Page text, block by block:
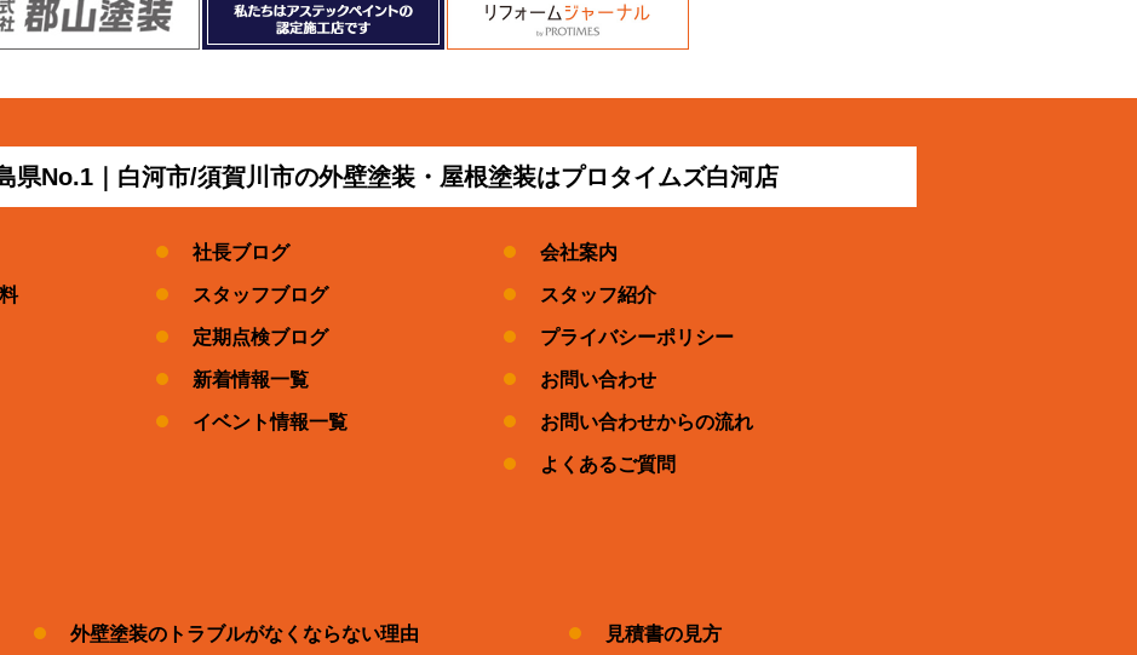
県No.1｜白河市/須賀川市の外壁塗装・屋根塗装はプロタイムズ白河店
社長ブログ
スタッフブログ
定期点検ブログ
新着情報一覧
イベント情報一覧
会社案内
スタッフ紹介
プライバシーポリシー
お問い合わせ
お問い合わせからの流れ
よくあるご質問
外壁塗装のトラブルがなくならない理由 見積書の見方